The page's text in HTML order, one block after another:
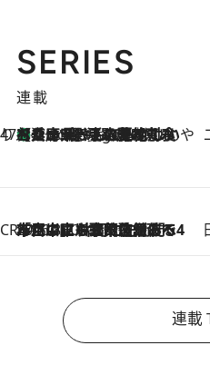
SERIES
連載
47都道府県の手みやげ ひんやりスイーツで夏を満喫
4 Hours Ago
【兵庫県】この夏絶対食べたい 冷やしておいしいおやつ3選 淡路島の恵みをジェラートに集約
CREA'S CHOICE
2026.8.7
「立川にも歌舞伎があるんだよ」 片岡仁左衛門・市川中車ら豪華座組みで4年目の立川立飛歌舞伎へ
連載